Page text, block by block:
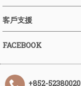
客戶支援
FACEBOOK
+852-52380020